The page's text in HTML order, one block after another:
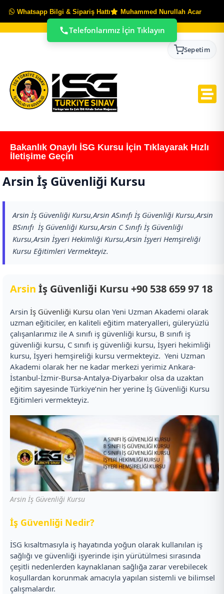
Whatsapp Bilgi & Sipariş Hattı Muhammed Nurullah Acar
Sepetim
Bakanlık Onaylı İSG Kursu İçin Tıklayarak Hızlı
İletişime Geçin
Arsin İş Güvenliği Kursu
Arsin İş Güvenliği Kursu,Arsin ASınıfı İş Güvenliği Kursu,Arsin
BSınıfı İş Güvenliği Kursu,Arsin C Sınıfı İş Güvenliği
Kursu,Arsin İşyeri Hekimliği Kursu,Arsin İşyeri Hemşireliği
Kursu Eğitimleri Vermekteyiz.
Arsin İş Güvenliği Kursu +90 538 659 97 18
Arsin İş Güvenliği Kursu olan Yeni Uzman Akademi olarak
uzman eğiticiler, en kaliteli eğitim materyalleri, güleryüzlü
çalışanlarımız ile A sınıfı iş güvenliği kursu, B sınıfı iş
güvenliği kursu, C sınıfı iş güvenliği kursu, İşyeri hekimliği
kursu, İşyeri hemşireliği kursu vermekteyiz. Yeni Uzman
Akademi olarak her ne kadar merkezi yerimiz Ankara-
İstanbul-İzmir-Bursa-Antalya-Diyarbakır olsa da uzaktan
eğitim sayesinde Türkiye’nin her yerine İş Güvenliği Kursu
Eğitimleri vermekteyiz.
Arsin İş Güvenliği Kursu
İş Güvenliği Nedir?
İSG kısaltmasıyla iş hayatında yoğun olarak kullanılan iş
sağlığı ve güvenliği işyerinde işin yürütülmesi sırasında
çeşitli nedenlerden kaynaklanan sağlığa zarar verebilecek
koşullardan korunmak amacıyla yapılan sistemli ve bilimsel
çalışmalardır.
Telefonlarımız İçin Tıklayın